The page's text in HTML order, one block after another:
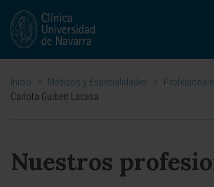
Inicio > Médicos y Especialidades >
Carlota Guibert Lacasa
Nuestros